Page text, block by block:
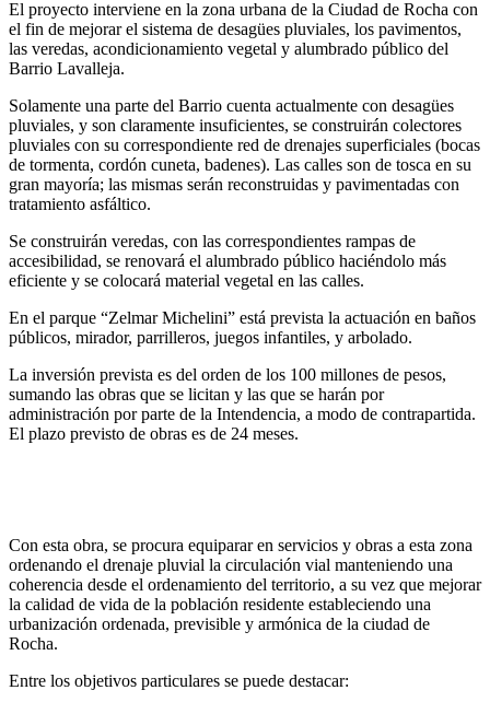
El proyecto interviene en la zona urbana de la Ciudad de Rocha con
el fin de mejorar el sistema de desagües pluviales, los pavimentos,
las veredas, acondicionamiento vegetal y alumbrado público del
Barrio Lavalleja.
Solamente una parte del Barrio cuenta actualmente con desagües
pluviales, y son claramente insuficientes, se construirán colectores
pluviales con su correspondiente red de drenajes superficiales (bocas
de tormenta, cordón cuneta, badenes). Las calles son de tosca en su
gran mayoría; las mismas serán reconstruidas y pavimentadas con
tratamiento asfáltico.
Se construirán veredas, con las correspondientes rampas de
accesibilidad, se renovará el alumbrado público haciéndolo más
eficiente y se colocará material vegetal en las calles.
En el parque “Zelmar Michelini” está prevista la actuación en baños
públicos, mirador, parrilleros, juegos infantiles, y arbolado.
La inversión prevista es del orden de los 100 millones de pesos,
sumando las obras que se licitan y las que se harán por
administración por parte de la Intendencia, a modo de contrapartida.
El plazo previsto de obras es de 24 meses.
Con esta obra, se procura equiparar en servicios y obras a esta zona
ordenando el drenaje pluvial la circulación vial manteniendo una
coherencia desde el ordenamiento del territorio, a su vez que mejorar
la calidad de vida de la población residente estableciendo una
urbanización ordenada, previsible y armónica de la ciudad de
Rocha.
Entre los objetivos particulares se puede destacar: